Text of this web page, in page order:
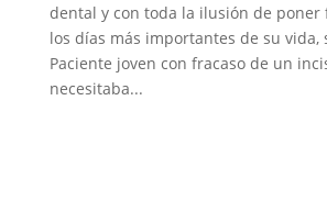
dental y con toda la ilusión de poner
los días más importantes de su vida,
Paciente joven con fracaso de un
necesitaba...